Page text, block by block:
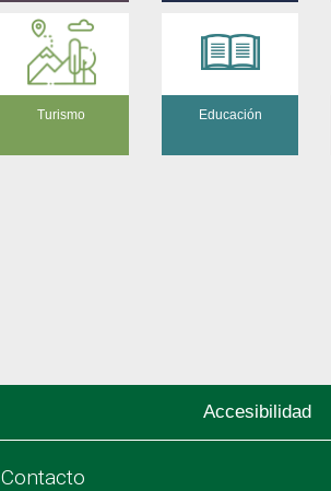
Turismo Educación
Accesibilidad
Contacto